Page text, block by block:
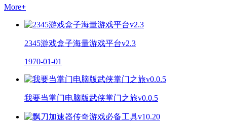
More+
2345游戏盒子海量游戏平台v2.3
1970-01-01
我要当掌门电脑版武侠掌门之旅v0.0.5